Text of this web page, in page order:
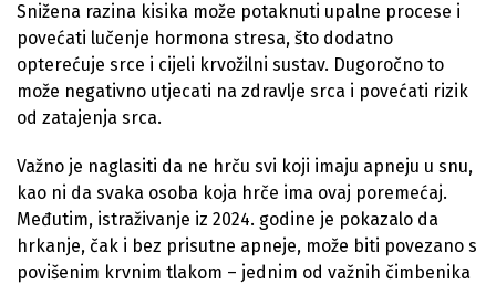
Snižena razina kisika može potaknuti upalne procese i
povećati lučenje hormona stresa, što dodatno
opterećuje srce i cijeli krvožilni sustav. Dugoročno to
može negativno utjecati na zdravlje srca i povećati rizik
od zatajenja srca.
Važno je naglasiti da ne hrču svi koji imaju apneju u snu,
kao ni da svaka osoba koja hrče ima ovaj poremećaj.
Međutim, istraživanje iz 2024. godine je pokazalo da
hrkanje, čak i bez prisutne apneje, može biti povezano s
povišenim krvnim tlakom – jednim od važnih čimbenika